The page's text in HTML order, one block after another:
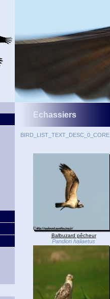
Echassiers
BIRD_LIST_TEXT_DESC_0_CORE
Balbuzard pêcheur
Pandion haliaetus